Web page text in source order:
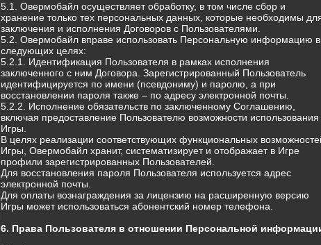
5.1. Овермобайл осуществляет обработку, в том числе сбор и
хранение только тех персональных данных, которые необходимы
заключения и исполнения Договоров с Пользователями.
5.2. Овермобайл вправе использовать Персональную информацию в
следующих целях:
5.2.1. Идентификация Пользователя в рамках исполнения
заключенного с ним Договора. Зарегистрированный Пользователь
идентифицируется по имени (псевдониму) и паролю, а при
восстановлении пароля также – по адресу электронной почты.
5.2.2. Исполнение обязательств по заключенному Соглашению,
включая предоставление Пользователю возможности использования
Игры.
В целях реализации соответствующих функциональных
Игры, Овермобайл хранит, систематизирует и отображает в Игре
профили зарегистрированных Пользователей.
Для восстановления пароля Пользователя используется адрес
электронной почты.
Для оплаты вознаграждения за лицензию на расширенную версию
Игры может использоваться абонентский номер телефона.
6. Права Пользователя в отношении Персональной